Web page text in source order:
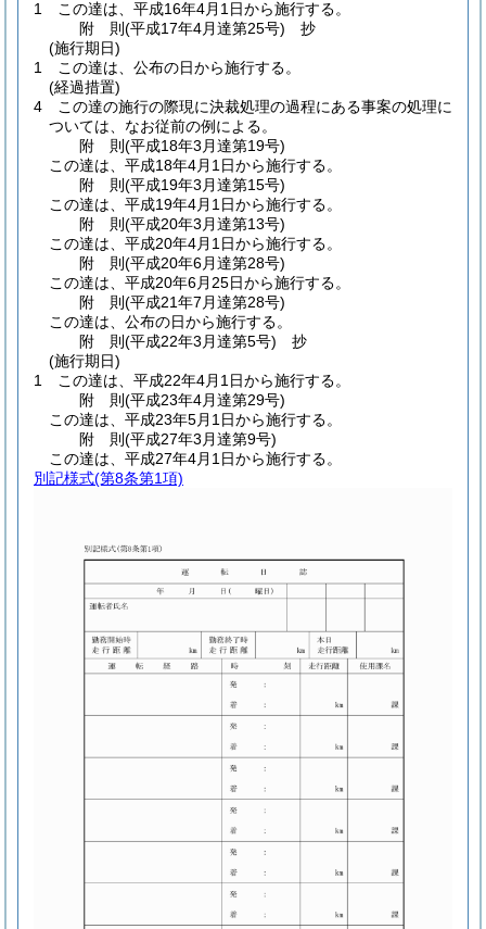
1
この達は、平成16年4月1日から施行する。
附 則(平成17年4月達第25号) 抄
(施行期日)
1
この達は、公布の日から施行する。
(経過措置)
4
この達の施行の際現に決裁処理の過程にある事案の処理に
ついては、なお従前の例による。
附 則(平成18年3月達第19号)
この達は、平成18年4月1日から施行する。
附 則(平成19年3月達第15号)
この達は、平成19年4月1日から施行する。
附 則(平成20年3月達第13号)
この達は、平成20年4月1日から施行する。
附 則(平成20年6月達第28号)
この達は、平成20年6月25日から施行する。
附 則(平成21年7月達第28号)
この達は、公布の日から施行する。
附 則(平成22年3月達第5号) 抄
(施行期日)
1
この達は、平成22年4月1日から施行する。
附 則(平成23年4月達第29号)
この達は、平成23年5月1日から施行する。
附 則(平成27年3月達第9号)
この達は、平成27年4月1日から施行する。
別記様式(第8条第1項)